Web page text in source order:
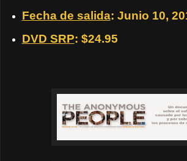
Fecha de salida: Junio 10,
DVD SRP: $24.95